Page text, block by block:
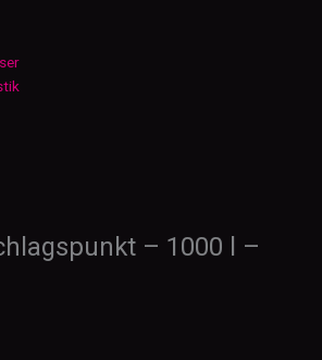
– 1000 l –